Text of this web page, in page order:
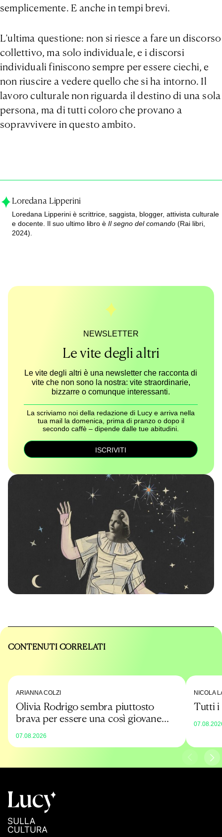
semplicemente. E anche in tempi brevi.
L’ultima questione: non si riesce a fare un discorso
collettivo, ma solo individuale, e i discorsi
individuali finiscono sempre per essere ciechi, e
non riuscire a vedere quello che si ha intorno. Il
lavoro culturale non riguarda il destino di una sola
persona, ma di tutti coloro che provano a
sopravvivere in questo ambito.
Loredana Lipperini
Loredana Lipperini è scrittrice, saggista, blogger, attivista culturale
e docente. Il suo ultimo libro èIl segno del comando (Rai libri,
2024).
NEWSLETTER
Le vite degli altri
Le vite degli altri è una newsletter che racconta di
vite che non sono la nostra: vite straordinarie,
bizzarre o comunque interessanti.
La scriviamo noi della redazione di Lucy e arriva nella
tua mail la domenica, prima di pranzo o dopo il
secondo caffè – dipende dalle tue abitudini.
ISCRIVITI
CONTENUTI CORRELATI
ARIANNA COLZI
Olivia Rodrigo sembra piuttosto
brava per essere una così giovane
07.08.2026
NICOLA
Tutti i